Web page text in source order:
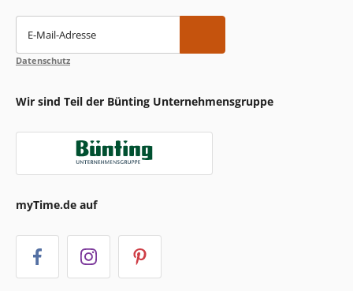
E-Mail-Adresse
Datenschutz
Wir sind Teil der Bünting Unternehmensgruppe
myTime.de auf